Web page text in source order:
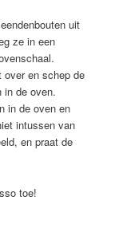
uit
ze in een
over en schep de
in de oven.
in de oven en
intussen van
en praat de
toe!